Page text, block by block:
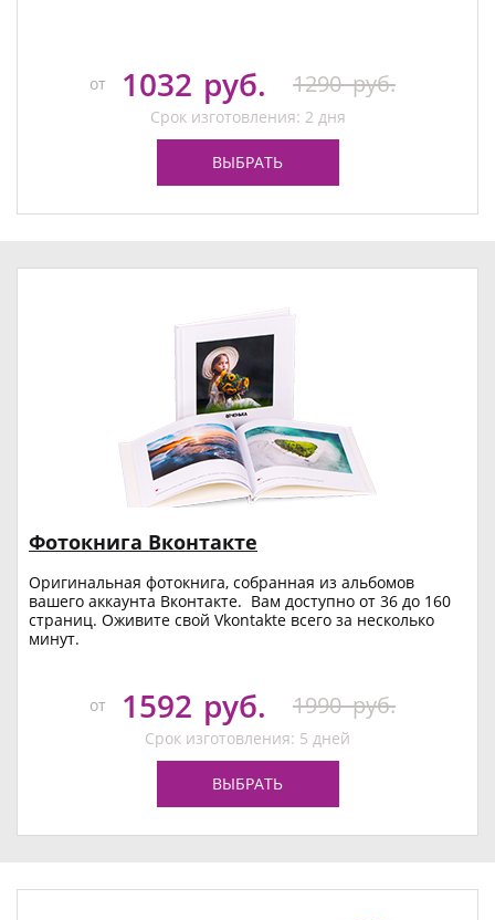
от 1032 руб. 1290 руб.
Срок изготовления: 2 дня
ВЫБРАТЬ
Фотокнига Вконтакте
Оригинальная фотокнига, собранная из альбомов
вашего аккаунта Вконтакте. Вам доступно от 36 до 160
страниц. Оживите свой Vkontakte всего за несколько
минут.
от 1592 руб. 1990 руб.
Срок изготовления: 5 дней
ВЫБРАТЬ